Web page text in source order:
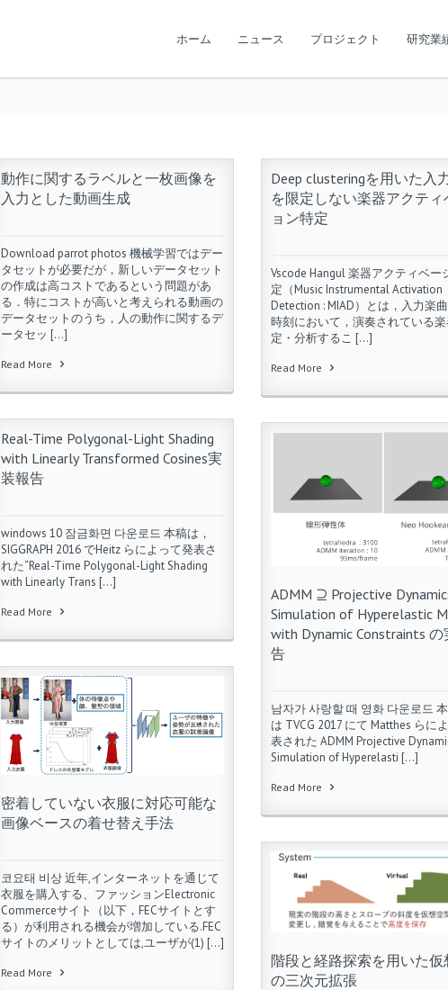
ホーム ニュース プロジェクト 研究業
動作に関するラベルと一枚画像を
入力とした動画生成
Download parrot photos 機械学習ではデー
タセットが必要だが，新しいデータセット
の作成は高コストであるという問題があ
る．特にコストが高いと考えられる動画の
データセットのうち，人の動作に関するデ
ータセッ […]
Read More
Deep clusteringを用いた入
を限定しない楽器アクティ
ョン特定
Vscode Hangul 楽器アクティベー
定（Music Instrumental Activation
Detection : MIAD）とは，入力楽
時刻において，演奏されている
定・分析するこ […]
Read More
Real-Time Polygonal-Light Shading
with Linearly Transformed Cosines実
装報告
windows 10 잠금화면 다운로드 本稿は，
SIGGRAPH 2016 でHeitz らによって発表さ
れた“Real-Time Polygonal-Light Shading
with Linearly Trans […]
Read More
ADMM ⊇ Projective
Simulation of Hyperelastic
with Dynamic Constraints の
告
남자가 사랑할 때 영화 다운로드
は TVCG 2017 にて Matthes らに
表された ADMM Projective
Simulation of Hyperelasti […]
Read More
密着していない衣服に対応可能な
画像ベースの着せ替え手法
코요태 비상 近年,インターネットを通じて
衣服を購入する、ファッションElectronic
Commerceサイト（以下，FECサイトとす
る）が利用される機会が増加している.FEC
サイトのメリットとしては,ユーザが(1) […]
Read More
階段と経路探索を用いた仮
の三次元拡張